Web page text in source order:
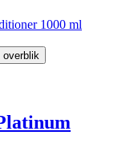
overblik